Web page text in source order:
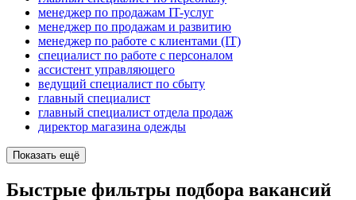
менеджер по продажам IT-услуг
менеджер по продажам и развитию
менеджер по работе с клиентами (IT)
специалист по работе с персоналом
ассистент управляющего
ведущий специалист по сбыту
главный специалист
главный специалист отдела продаж
директор магазина одежды
Показать ещё
Быстрые фильтры подбора вакансий